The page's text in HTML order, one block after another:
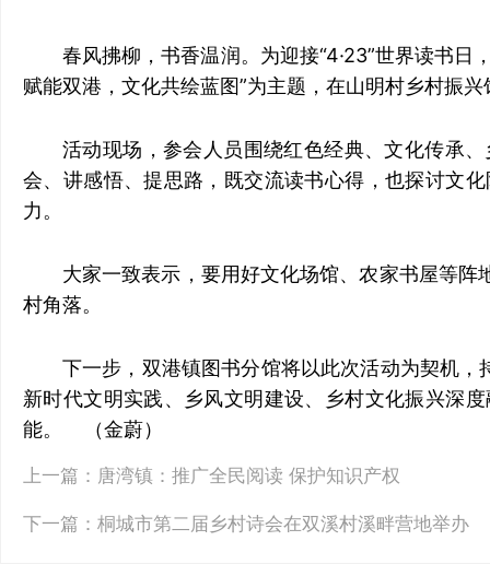
春风拂柳，书香温润。为迎接“4·23”世界读书
赋能双港，文化共绘蓝图”为主题，在山明村乡村振
活动现场，参会人员围绕红色经典、文化传承
会、讲感悟、提思路，既交流读书心得，也探讨文
力。
大家一致表示，要用好文化场馆、农家书屋等
村角落。
下一步，双港镇图书分馆将以此次活动为契机
新时代文明实践、乡风文明建设、乡村文化振兴深
能。 （金蔚）
上一篇： 唐湾镇：推广全民阅读 保护知识产权
下一篇： 桐城市第二届乡村诗会在双溪村溪畔营地举办